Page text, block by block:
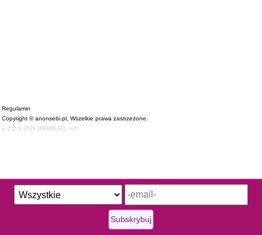
Regulamin
Copyright © anonsebi.pl, Wszelkie prawa zastrzeżone.
v. 2.2.6 (739 [MOBILE]), ref:
Subskrybuj